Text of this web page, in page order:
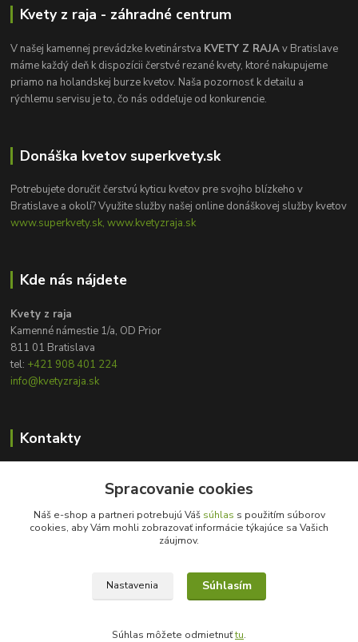
Kvety z raja - záhradné centrum
V našej kamennej prevádzke kvetinárstva KVETY Z RAJAv Bratislave
máme každý deň k dispozícii čerstvé rezané kvety, ktoré nakupujeme
priamo na holandskej burze kvetov. Naša pozornosť k detailu a
rýchlemu servisu je to, čo nás oddeľuje od konkurencie.
Donáška kvetov superkvety.sk
Potrebujete doručiť čerstvú kyticu kvetov pre svojho blízkeho v
Bratislave a okolí? Využite služby našej online donáškovej služby kvetov
www.superkvety.sk, www.kvetyzraja.sk
Kde nás nájdete
Kvety z raja
Kamenné námestie 1/a, OD Prior
811 01 Bratislava
tel: +421 908 401 224
info@kvetyzraja.sk
Kontakty
+421 908 401 224
info@kvetyzraja.sk
Spracovanie cookies
Náš e-shop a partneri potrebujú Váš súhlas s použitím súborov
cookies, aby Vám mohli zobrazovať informácie týkajúce sa Vašich
záujmov.
Nastavenia Súhlasím
Súhlas môžete odmietnuťtu.